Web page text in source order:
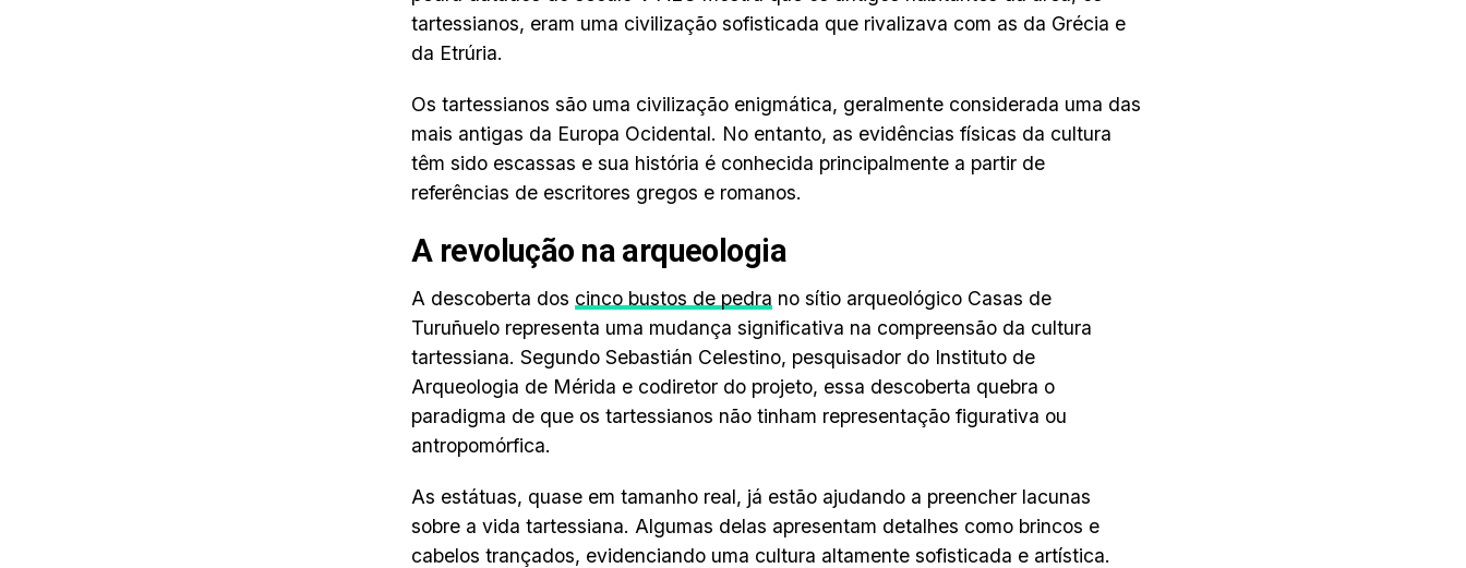
tartessianos, eram uma civilização sofisticada que rivalizava com as da Grécia e
da Etrúria.
Os tartessianos são uma civilização enigmática, geralmente considerada uma das
mais antigas da Europa Ocidental. No entanto, as evidências físicas da cultura
têm sido escassas e sua história é conhecida principalmente a partir de
referências de escritores gregos e romanos.
A revolução na arqueologia
A descoberta dos cinco bustos de pedra no sítio arqueológico Casas de
Turuñuelo representa uma mudança significativa na compreensão da cultura
tartessiana. Segundo Sebastián Celestino, pesquisador do Instituto de
Arqueologia de Mérida e codiretor do projeto, essa descoberta quebra o
paradigma de que os tartessianos não tinham representação figurativa ou
antropomórfica.
As estátuas, quase em tamanho real, já estão ajudando a preencher lacunas
sobre a vida tartessiana. Algumas delas apresentam detalhes como brincos e
cabelos trançados, evidenciando uma cultura altamente sofisticada e artística.